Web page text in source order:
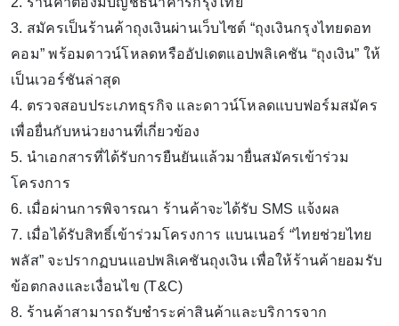
3. สมัครเป็นร้านค้าถุงเงินผ่านเว็บไซต์ “ถุงเงินกรุงไทยดอท
คอม” พร้อมดาวน์โหลดหรืออัปเดตแอปพลิเคชัน “ถุงเงิน” ให้
เป็นเวอร์ชันล่าสุด
4. ตรวจสอบประเภทธุรกิจ และดาวน์โหลดแบบฟอร์มสมัคร
เพื่อยื่นกับหน่วยงานที่เกี่ยวข้อง
5. นำเอกสารที่ได้รับการยืนยันแล้วมายื่นสมัครเข้าร่วม
โครงการ
6. เมื่อผ่านการพิจารณา ร้านค้าจะได้รับ SMS แจ้งผล
7. เมื่อได้รับสิทธิ์เข้าร่วมโครงการ แบนเนอร์ “ไทยช่วยไทย
พลัส” จะปรากฏบนแอปพลิเคชันถุงเงิน เพื่อให้ร้านค้ายอมรับ
ข้อตกลงและเงื่อนไข (T&C)
8. ร้านค้าสามารถรับชำระค่าสินค้าและบริการจาก